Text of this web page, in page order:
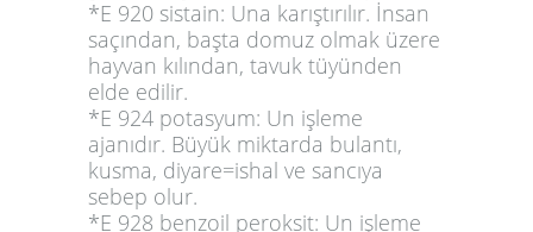
*E 920 sistain: Una karıştırılır. İnsan
saçından, başta domuz olmak üzere
hayvan kılından, tavuk tüyünden
elde edilir.
*E 924 potasyum: Un işleme
ajanıdır. Büyük miktarda bulantı,
kusma, diyare=ishal ve sancıya
sebep olur.
*E 928 benzoil peroksit: Un işleme